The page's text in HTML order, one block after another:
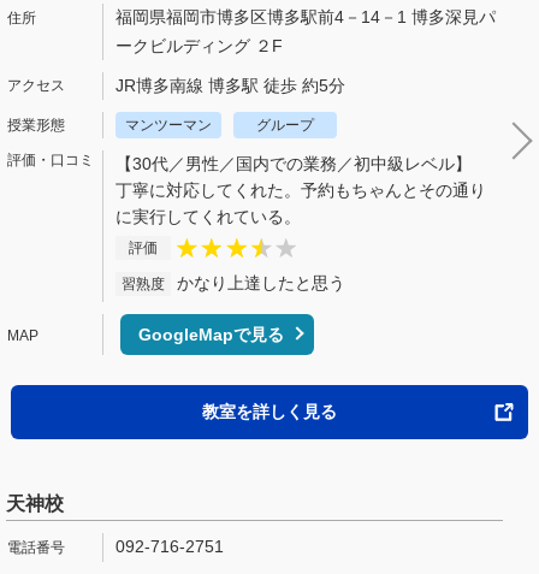
福岡県福岡市博多区博多駅前4－14－1 博多深見パ
ークビルディング ２F
JR博多南線 博多駅 徒歩 約5分
マンツーマン グループ
【30代／男性／国内での業務／初中級レベル】
丁寧に対応してくれた。予約もちゃんとその通り
に実行してくれている。
評価
習熟度 かなり上達したと思う
GoogleMapで見る
教室を詳しく見る
天神校
092-716-2751